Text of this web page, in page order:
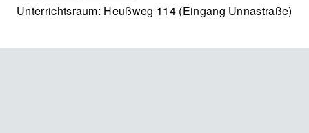
Unterrichtsraum: Heußweg 114 (Eingang Unnastraße)